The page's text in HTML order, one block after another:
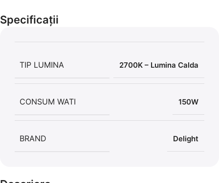
56,86 LEI
Specificații
TIP LUMINA 2700K – Lumina Calda
CONSUM WATI 150W
BRAND Delight